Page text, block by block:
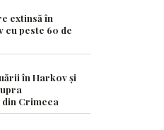
extinsă în
peste 60 de
în Harkov și
Crimeea